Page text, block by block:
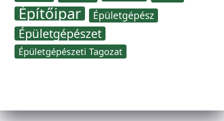
Építőipar Épületgépész
Épületgépészet
Épületgépészeti Tagozat